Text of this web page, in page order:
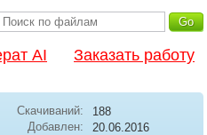
AI Заказать работу
Скачиваний:
188
Добавлен:
20.06.2016